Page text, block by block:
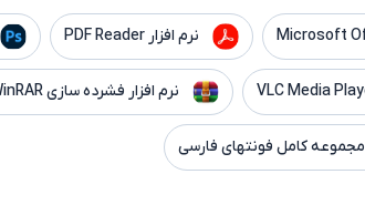
نرم افزار PDF Reader
نرم افزار فشرده سازی WinRAR
مجموعه کامل فونتهای فارسی